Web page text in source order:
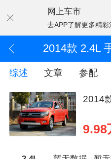
网上车市
去APP了解更多精彩
综述 文章 参配
2014
9.98